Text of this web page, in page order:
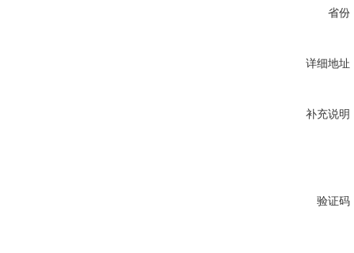
省份
详细地址
补充说明
验证码